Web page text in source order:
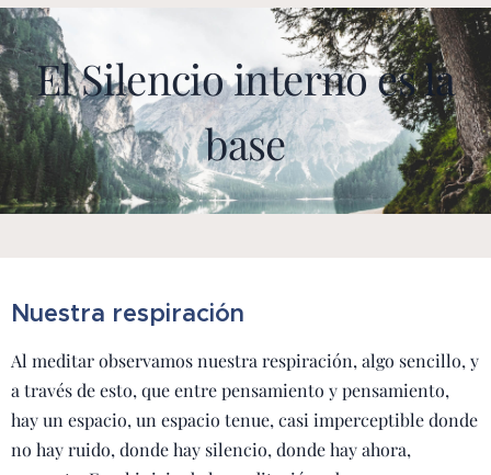
El Silencio interno es la
base
Nuestra respiración
Al meditar observamos nuestra respiración, algo sencillo, y
a través de esto, que entre pensamiento y pensamiento,
hay un espacio, un espacio tenue, casi imperceptible donde
no hay ruido, donde hay silencio, donde hay ahora,